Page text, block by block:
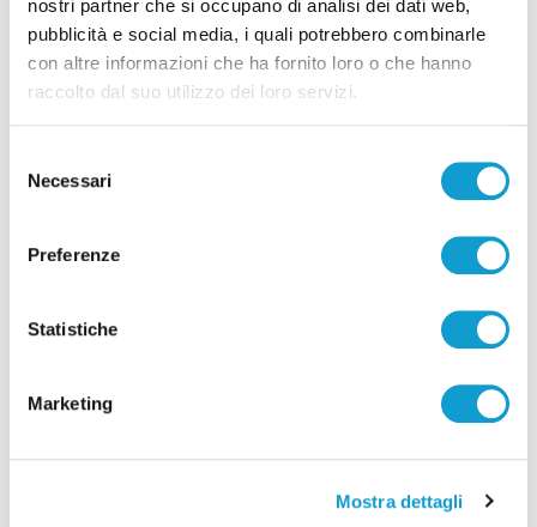
nostri partner che si occupano di analisi dei dati web,
pubblicità e social media, i quali potrebbero combinarle
con altre informazioni che ha fornito loro o che hanno
raccolto dal suo utilizzo dei loro servizi.
delNecessari
Preferenze
Statistiche
Marketing
Mostra dettagli
Pubblicità